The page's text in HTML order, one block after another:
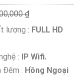
₫
lượng : FULL HD
:
IP Wifi.
Đêm : Hồng Ngoại